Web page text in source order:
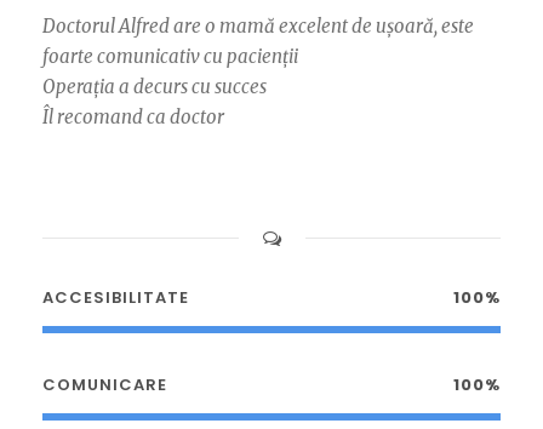
Doctorul Alfred are o mamă excelent de ușoară, este
foarte comunicativ cu pacienții
Operația a decurs cu succes
Îl recomand ca doctor
ACCESIBILITATE 100%
COMUNICARE 100%